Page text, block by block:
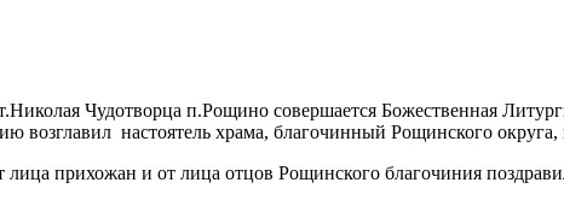
Чудотворца п.Рощино совершается Божественная
возглавил настоятель храма, благочинный Рощинского
прихожан и от лица отцов Рощинского благочиния